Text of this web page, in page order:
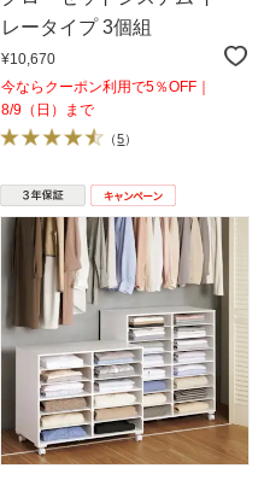
レータイプ 3個組
¥10,670
今ならクーポン利用で5％OFF｜
8/9（日）まで
（5）